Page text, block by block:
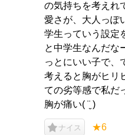
の気持ちを考えれ
愛さが、大人っぽ
学生っていう設定
と中学生なんだな
っとにいい子で、
考えると胸がヒリ
ての劣等感で私だ
胸が痛い( ¨̮ )
ナイス ★6